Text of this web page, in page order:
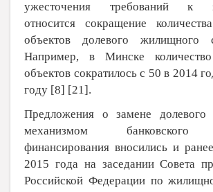
ужесточения требований к
относится сокращение
объектов долевого жилищного
Например, в Минске
объектов сократилось с 50 в 2014
году [8] [21].
Предложения о замене долевого
механизмом банковского
финансирования вносились и
2015 года на заседании Совета
Российской Федерации по